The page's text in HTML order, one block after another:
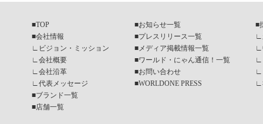
■TOP
■会社情報
∟ ビジョン・ミッション
∟会社概要
∟会社沿革
∟代表メッセージ
■ブランド一覧
■店舗一覧
■お知らせ一覧
■プレスリリース一覧
■メディア掲載情報一覧
■ワールド・にゃん通信！一覧
■お問い合わせ
■WORLDONE PRESS
■
∟
∟
∟
∟
∟